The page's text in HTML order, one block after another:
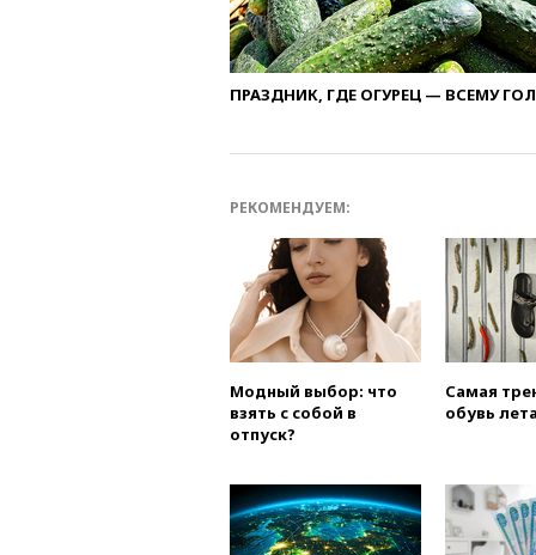
ПРАЗДНИК, ГДЕ ОГУРЕЦ — ВСЕМУ
РЕКОМЕНДУЕМ:
Модный выбор: что
взять с собой в
отпуск?
Самая
обувь